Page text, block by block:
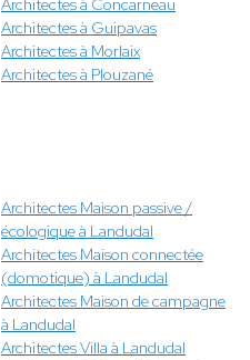
Architectes à Concarneau
Architectes à Guipavas
Architectes à Morlaix
Architectes à Plouzané
Architectes Maison passive /
écologique à Landudal
Architectes Maison connectée
(domotique) à Landudal
Architectes Maison de campagne
à Landudal
Architectes Villa à Landudal